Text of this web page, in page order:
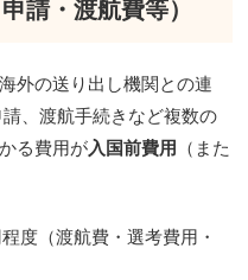
請・渡航費等）
外の送り出し機関との連
、渡航手続きなど複数の
る費用が入国前費用
（また
度（渡航費・選考費用・